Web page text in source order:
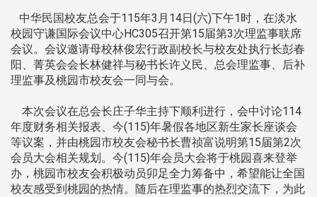
中华民国校友总会于115年3月14日(六)下午1时，在淡水
校园守谦国际会议中心HC305召开第15届第3次理监事联席
会议。会议邀请母校林俊宏行政副校长与校友处执行长彭春
阳、菁英会会长林健祥与秘书长许义民、总会理监事、后补
理监事及桃园市校友会一同与会。
本次会议在总会长庄子华主持下顺利进行，会中讨论114
年度财务相关报表、今(115)年暑假各地区新生家长座谈会
等议案，并由桃园市校友会秘书长曹祯富说明第15届第2次
会员大会相关规划。今(115)年会员大会将于桃园喜来登举
办，桃园市校友会积极动员卯足全力筹备中，希望能让全国
校友感受到桃园的热情。随后在理监事的热烈交流下，为此